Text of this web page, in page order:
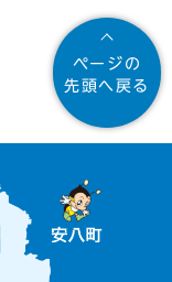
ページの
先頭へ戻る